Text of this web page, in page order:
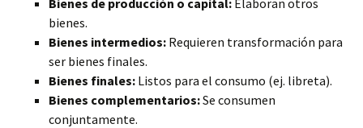
Bienes de producción o capital: Elaboran otros
bienes.
Bienes intermedios: Requieren transformación para
ser bienes finales.
Bienes finales: Listos para el consumo (ej. libreta).
Bienes complementarios:Se consumen
conjuntamente.